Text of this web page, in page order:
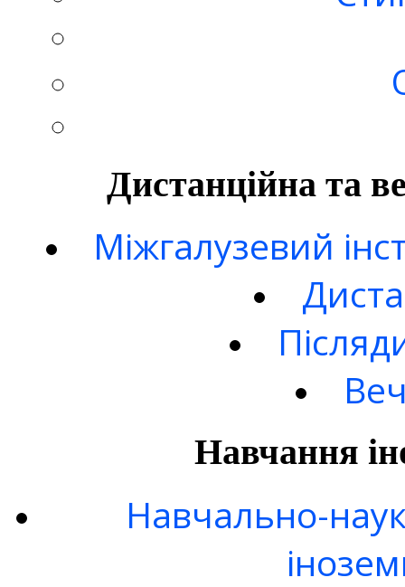
Дистанційна та
Міжгалузевий
Навчання
Навчально-